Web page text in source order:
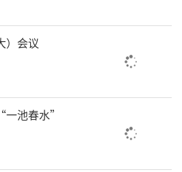
）会议
池春水”